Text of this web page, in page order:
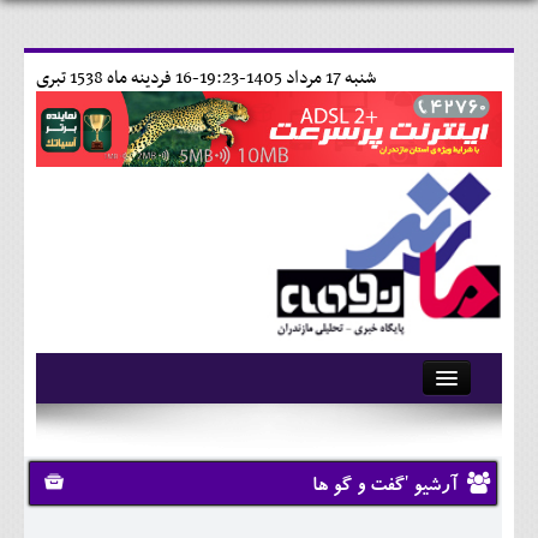
16 فردينه ماه 1538 تبری شنبه 17 مرداد 1405-19:23-
آرشیو
تماس با ما
وبلاگ
آرشیو 'گفت و گو ها